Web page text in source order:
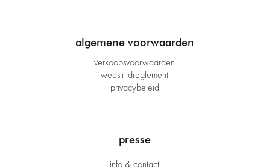
algemene voorwaarden
verkoopsvoorwaarden
wedstrijdreglement
privacybeleid
presse
info & contact